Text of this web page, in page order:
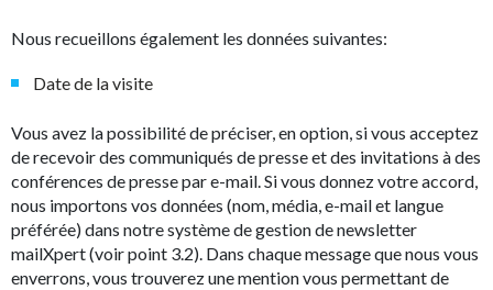
Nous recueillons également les données suivantes:
Date de la visite
Vous avez la possibilité de préciser, en option, si vous acceptez
de recevoir des communiqués de presse et des invitations à des
conférences de presse par e-mail. Si vous donnez votre accord,
nous importons vos données (nom, média, e-mail et langue
préférée) dans notre système de gestion de newsletter
mailXpert (voir point 3.2). Dans chaque message que nous vous
enverrons, vous trouverez une mention vous permettant de